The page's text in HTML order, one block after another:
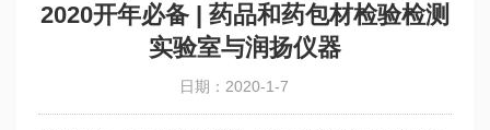
2020开年必备 | 药品和药包材检验检测
实验室与润扬仪器
日期：2020-1-7